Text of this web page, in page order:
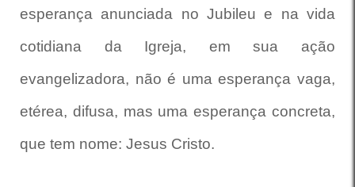
esperança anunciada no Jubileu e na vida
cotidiana da Igreja, em sua ação
evangelizadora, não é uma esperança vaga,
etérea, difusa, mas uma esperança concreta,
que tem nome: Jesus Cristo.